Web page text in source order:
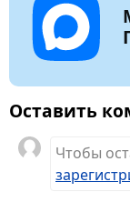
Оставить
Чтобы